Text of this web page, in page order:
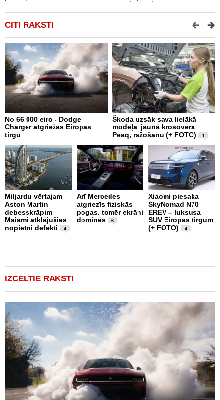
CITI RAKSTI
No 66 000 eiro - Dodge
Charger atgriežas Eiropas
tirgū
Škoda uzsāk sava lielākā
modeļa, jaunā krosovera
Peaq, ražošanu (+ FOTO)
1
Miljardu vērtajam
Aston Martin
debesskrāpim
Maiami atklājušies
nopietni defekti
4
Arī Mercedes
atgriezīs fiziskās
pogas, tomēr ekrāni
dominēs
6
Xiaomi piesaka
SkyNomad N70
EREV – luksusa
SUV Eiropas tirgum
(+ FOTO)
4
IZCELTIE RAKSTI